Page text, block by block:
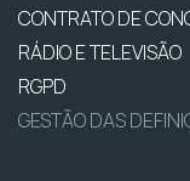
CONTRATO DE
RÁDIO E TELEVISÃO
RGPD
GESTÃO DAS